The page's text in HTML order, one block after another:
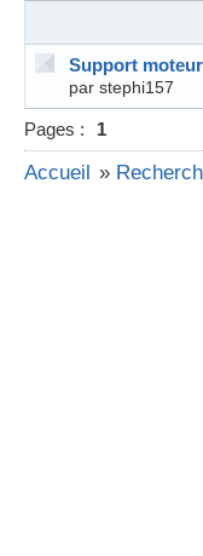
Support
par stephi157
Pages : 1
Accueil »